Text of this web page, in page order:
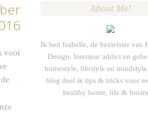
voor
About Me!
Ik ben Isabelle, de bezielster van
Design. Interieur addict en
homestyle, lifestyle en
blog deel ik tips & tricks voor
healthy home, life &